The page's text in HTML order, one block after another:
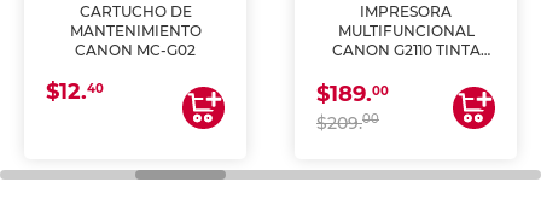
CARTUCHO DE
MANTENIMIENTO
CANON MC-G02
$12.40
IMPRESORA
MULTIFUNCIONAL
CANON G2110 TINTA
$189.00
$209.00